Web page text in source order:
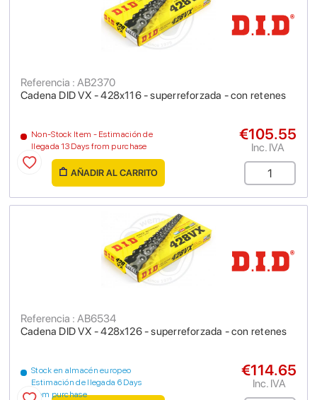
Cadena DID VX - 428x116 - superreforzada - con retenes
Referencia : AB2370
Non-Stock Item - Estimación de
llegada 13 Days from purchase
€105.55
Inc. IVA
AÑADIR AL CARRITO
Cadena DID VX - 428x126 - superreforzada - con retenes
Referencia : AB6534
Stock en almacén europeo
Estimación de llegada 6 Days
from purchase
€114.65
Inc. IVA